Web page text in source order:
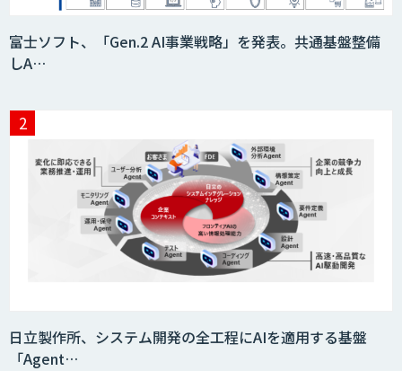
富士ソフト、「Gen.2 AI事業戦略」を発表。共通基盤整備
しA…
日立製作所、システム開発の全工程にAIを適用する基盤
「Agent…